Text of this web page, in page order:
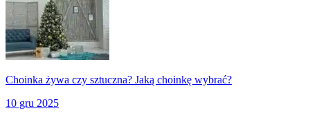
Choinka żywa czy sztuczna? Jaką choinkę wybrać?
10 gru 2025